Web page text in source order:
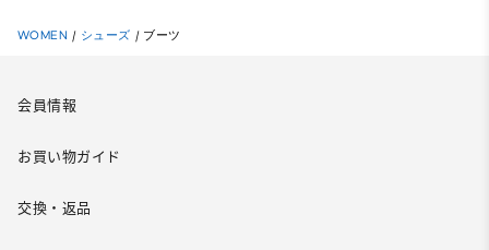
WOMEN / シューズ / ブーツ
会員情報
お買い物ガイド
交換・返品